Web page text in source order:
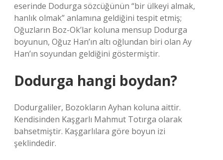
eserinde Dodurga sözcüğünün “bir ülkeyi almak,
hanlık olmak” anlamına geldiğini tespit etmiş;
Oğuzların Boz-Ok’lar koluna mensup Dodurga
boyunun, Oğuz Han’ın altı oğlundan biri olan Ay
Han’ın soyundan geldiğini göstermiştir.
Dodurga hangi boydan?
Dodurgaliler, Bozokların Ayhan koluna aittir.
Kendisinden Kaşgarlı Mahmut Totırga olarak
bahsetmiştir. Kaşgarlılara göre boyun izi
şeklindedir.